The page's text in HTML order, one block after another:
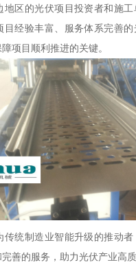
地区的光伏项目投资者和施
目经验丰富、服务体系完善
项目顺利推进的关键。
统制造业智能升级的推动者
善的服务，助力光伏产业高质